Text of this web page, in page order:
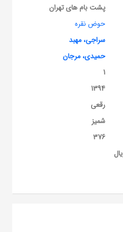
پشت بام های تهران
حوض نقره
سراجی، مهبد
حمیدی، مرجان
1
1394
رقعی
شمیز
376